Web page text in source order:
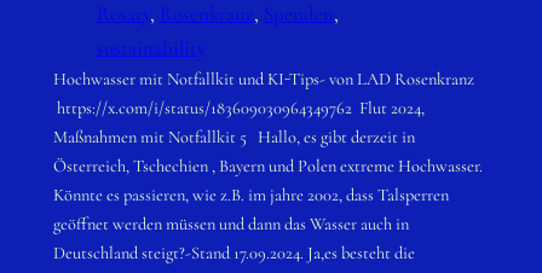
Rosary, Rosenkranz, Spenden
sustainability
Hochwasser mit Notfallkit und KI-Tips- von LAD Rosenkranz
https://x.com/i/status/183609030964349762 Flut 2024,
Maßnahmen mit Notfallkit 5 Hallo, es gibt derzeit in
Österreich, Tschechien , Bayern und Polen extreme Hochwasser.
Könnte es passieren, wie z.B. im jahre 2002, dass Talsperren
geöffnet werden müssen und dann das Wasser auch in
Deutschland steigt?-Stand 17.09.2024. Ja,es besteht die